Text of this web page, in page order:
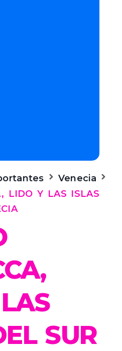
Venecia
LIDO Y LAS ISLAS
SUR